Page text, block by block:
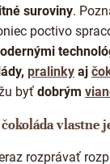
ý
p
s
u
suroviny.
poctivo
pralinky aj
byť dobrým
vlastne
rozprávať